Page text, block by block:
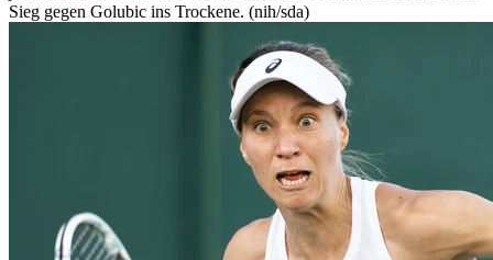
Sieg gegen Golubic ins Trockene. (nih/sda)